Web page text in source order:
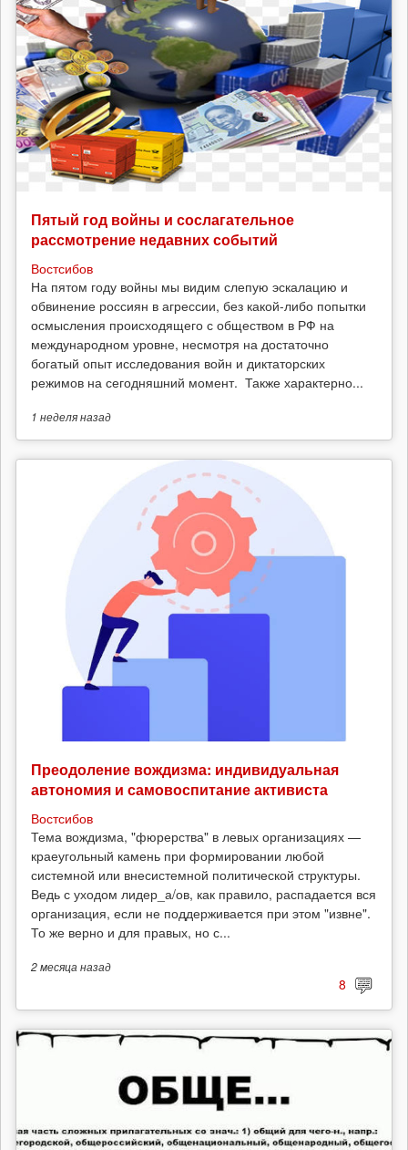
Пятый год войны и сослагательное
рассмотрение недавних событий
Востсибов
На пятом году войны мы видим слепую эскалацию и
обвинение россиян в агрессии, без какой-либо попытки
осмысления происходящего с обществом в РФ на
международном уровне, несмотря на достаточно
богатый опыт исследования войн и диктаторских
режимов на сегодняшний момент. Также характерно...
1 неделяназад
Преодоление вождизма: индивидуальная
автономия и самовоспитание активиста
Востсибов
Тема вождизма, "фюрерства" в левых организациях —
краеугольный камень при формировании любой
системной или внесистемной политической структуры.
Ведь с уходом лидер_а/ов, как правило, распадается вся
организация, если не поддерживается при этом "извне".
То же верно и для правых, но с...
2 месяца назад
8